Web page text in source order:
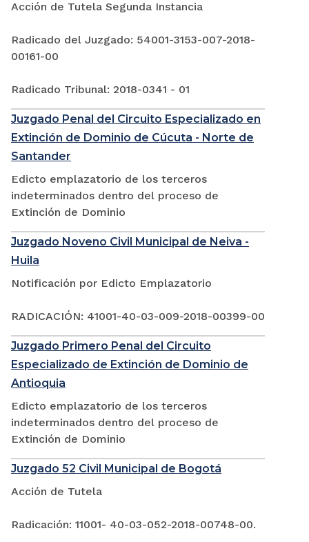
Acción de Tutela Segunda Instancia
Radicado del Juzgado: 54001-3153-007-2018-
00161-00
Radicado Tribunal: 2018-0341 - 01
Juzgado Penal del Circuito Especializado en
Extinción de Dominio de Cúcuta - Norte de
Santander
Edicto emplazatorio de los terceros
indeterminados dentro del proceso de
Extinción de Dominio
Juzgado Noveno Civil Municipal de Neiva -
Huila
Notificación por Edicto Emplazatorio
RADICACIÓN: 41001-40-03-009-2018-00399-00
Juzgado Primero Penal del Circuito
Especializado de Extinción de Dominio de
Antioquia
Edicto emplazatorio de los terceros
indeterminados dentro del proceso de
Extinción de Dominio
Juzgado 52 Civil Municipal de Bogotá
Acción de Tutela
Radicación: 11001- 40-03-052-2018-00748-00.